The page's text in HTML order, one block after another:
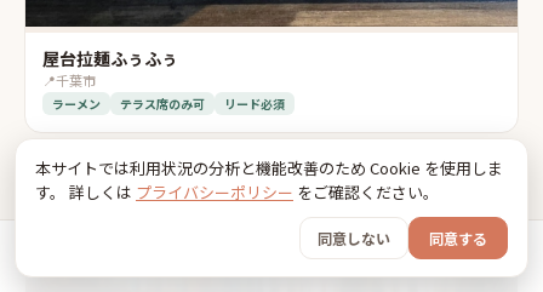
屋台拉麺ふぅふぅ
📍千葉市
ラーメン テラス席のみ可 リード必須
本サイトでは利用状況の分析と機能改善のため Cookie を使用しま
す。 詳しくは プライバシーポリシー をご確認ください。
同意しない 同意する